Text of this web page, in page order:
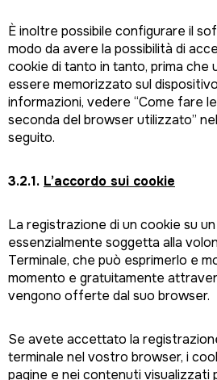
È inoltre possibile configurare il
modo da avere la possibilità di
cookie di tanto in tanto, prima che
essere memorizzato sul
informazioni, vedere “Come fare
seconda del browser utilizzato”
seguito.
3.2.1. L’accordo sui cookie
La registrazione di un cookie su
essenzialmente soggetta alla
Terminale, che può esprimerlo e
momento e gratuitamente
vengono offerte dal suo browser.
Se avete accettato la
terminale nel vostro browser, i
pagine e nei contenuti visualizzati